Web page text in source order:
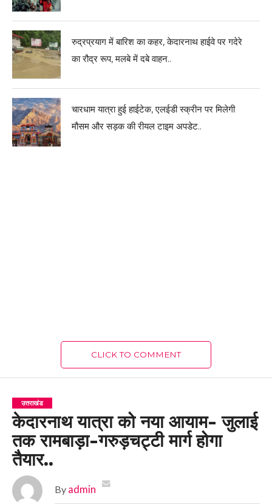
रुद्रप्रयाग में बारिश का कहर, केदारनाथ हाईवे पर गदेरे
का रौद्र रूप, मलबे में दबे वाहन..
चारधाम यात्रा हुई हाईटेक, एलईडी स्क्रीन पर मिलेगी
मौसम और सड़क की रीयल टाइम अपडेट..
CLICK TO COMMENT
उत्तराखंड
केदारनाथ यात्रा को नया आयाम- जुलाई
तक रामबाड़ा-गरुड़चट्टी मार्ग होगा
तैयार..
By admin